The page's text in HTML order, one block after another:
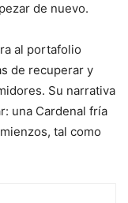
de nuevo.
al portafolio
de recuperar y
Su narrativa
una Cardenal fría
tal como